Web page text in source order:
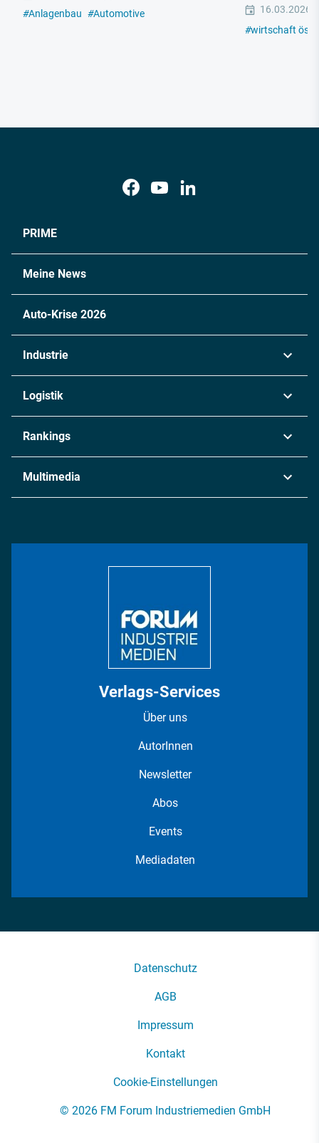
#Anlagenbau #Automotive
16.03.2026
#wirtschaft
PRIME
Meine News
Auto-Krise 2026
Industrie
Chemie
Metall
Energie
Logistik
Rankings
Multimedia
Verlags-Services
Über uns
AutorInnen
Newsletter
Abos
Events
Mediadaten
Datenschutz
AGB
Impressum
Kontakt
Cookie-Einstellungen
© 2026 FM Forum Industriemedien GmbH